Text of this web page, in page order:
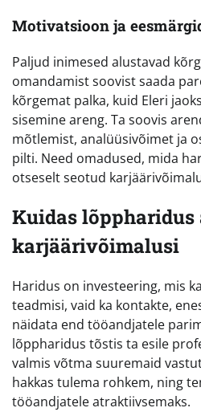
Motivatsioon ja
Paljud inimesed alustavad
omandamist soovist saada
kõrgemat palka, kuid Eleri
sisemine areng. Ta soovis
mõtlemist, analüüsivõimet ja
pilti. Need omadused, mida
otseselt seotud
Kuidas lõppharidus
karjäärivõimalusi
Haridus on investeering, mis
teadmisi, vaid ka kontakte,
näidata end tööandjatele
lõppharidus tõstis ta esile
valmis võtma suuremaid
hakkas tulema rohkem, ning
tööandjatele atraktiivsemaks.